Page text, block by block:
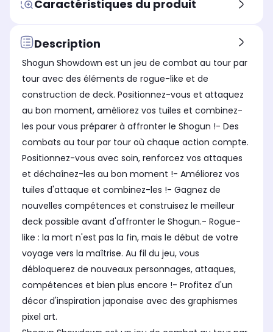
Caractéristiques du produit
Description
Shogun Showdown est un jeu de combat au tour par
tour avec des éléments de rogue-like et de
construction de deck. Positionnez-vous et attaquez
au bon moment, améliorez vos tuiles et combinez-
les pour vous préparer à affronter le Shogun !- Des
combats au tour par tour où chaque action compte.
Positionnez-vous avec soin, renforcez vos attaques
et déchaînez-les au bon moment !- Améliorez vos
tuiles d'attaque et combinez-les !- Gagnez de
nouvelles compétences et construisez le meilleur
deck possible avant d'affronter le Shogun.- Rogue-
like : la mort n'est pas la fin, mais le début de votre
voyage vers la maîtrise. Au fil du jeu, vous
débloquerez de nouveaux personnages, attaques,
compétences et bien plus encore !- Profitez d'un
décor d'inspiration japonaise avec des graphismes
pixel art.